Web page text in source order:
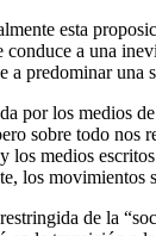
esta
conduce a una
a predominar una
por los medios
sobre todo nos
los medios
los movimientos
de la